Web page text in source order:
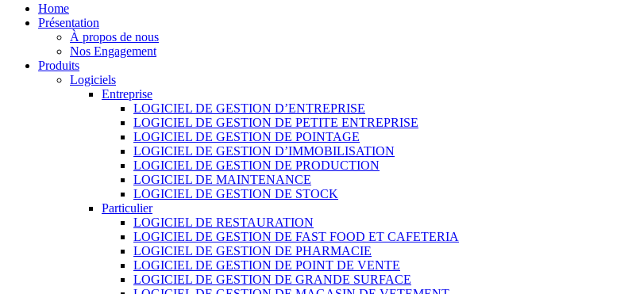
Home
Présentation
À propos de nous
Nos Engagement
Produits
Logiciels
Entreprise
LOGICIEL DE GESTION D’ENTREPRISE
LOGICIEL DE GESTION DE PETITE ENTREPRISE
LOGICIEL DE GESTION DE POINTAGE
LOGICIEL DE GESTION D’IMMOBILISATION
LOGICIEL DE GESTION DE PRODUCTION
LOGICIEL DE MAINTENANCE
LOGICIEL DE GESTION DE STOCK
Particulier
LOGICIEL DE RESTAURATION
LOGICIEL DE GESTION DE FAST FOOD ET CAFETERIA
LOGICIEL DE GESTION DE PHARMACIE
LOGICIEL DE GESTION DE POINT DE VENTE
LOGICIEL DE GESTION DE GRANDE SURFACE